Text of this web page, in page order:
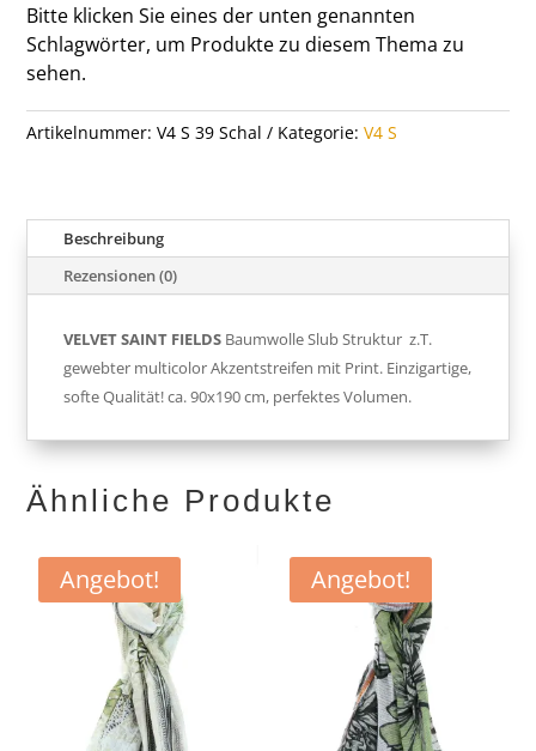
Bitte klicken Sie eines der unten genannten
Schlagwörter, um Produkte zu diesem Thema zu
sehen.
Artikelnummer: V4 S 39 Schal Kategorie: V4 S
Beschreibung
Rezensionen (0)
VELVET SAINT FIELDS Baumwolle Slub Struktur z.T.
gewebter multicolor Akzentstreifen mit Print. Einzigartige,
softe Qualität! ca. 90x190 cm, perfektes Volumen.
Ähnliche Produkte
Angebot! Angebot!